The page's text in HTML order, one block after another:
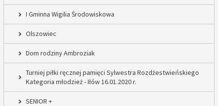
I Gminna Wigilia Środowiskowa
Olszowiec
Dom rodziny Ambroziak
Turniej piłki ręcznej pamięci Sylwestra Rozdżestwieńskiego
Kategoria młodzież - Iłów 16.01.2020 r.
SENIOR +